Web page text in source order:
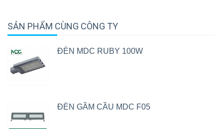
SẢN PHẨM CÙNG CÔNG TY
ĐÈN MDC RUBY 100W
ĐÈN GẦM CẦU MDC F05